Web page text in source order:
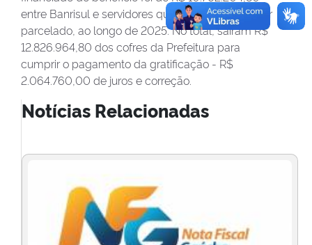
entre Banrisul e servidores que preferiram receber
parcelado, ao longo de 2025. No total, saíram R$
12.826.964,80 dos cofres da Prefeitura para
cumprir o pagamento da gratificação - R$
2.064.760,00 de juros e correção.
Notícias Relacionadas